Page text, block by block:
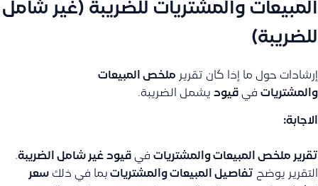
المبيعات والمشتريات للضريبة (غير شامل
للضريبة)
إرشادات حول ما إذا كان تقرير ملخص المبيعات
والمشتريات في قيود يشمل الضريبة.
الاجابة:
تقرير ملخص المبيعات والمشتريات في قيود غير شامل الضريبة.
التقرير يوضح تفاصيل المبيعات والمشتريات بما في ذلك سعر